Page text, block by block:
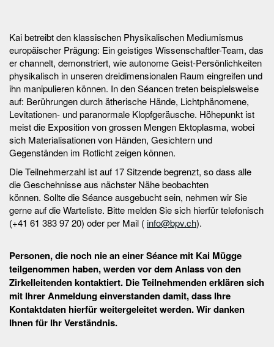
Kai betreibt den klassischen Physikalischen Mediumismus
europäischer Prägung: Ein geistiges Wissenschaftler-Team, das
er channelt, demonstriert, wie autonome Geist-Persönlichkeiten
physikalisch in unseren dreidimensionalen Raum eingreifen und
ihn manipulieren können. In den Séancen treten beispielsweise
auf: Berührungen durch ätherische Hände, Lichtphänomene,
Levitationen- und paranormale Klopfgeräusche. Höhepunkt ist
meist die Exposition von grossen Mengen Ektoplasma, wobei
sich Materialisationen von Händen, Gesichtern und
Gegenständen im Rotlicht zeigen können.
Die Teilnehmerzahl ist auf 17 Sitzende begrenzt, so dass alle
die Geschehnisse aus nächster Nähe beobachten
können. Sollte die Séance ausgebucht sein, nehmen wir Sie
gerne auf die Warteliste. Bitte melden Sie sich hierfür telefonisch
(+41 61 383 97 20) oder per Mail (info@bpv.ch).
Personen, die noch nie an einer Séance mit Kai Mügge
teilgenommen haben, werden vor dem Anlass von den
Zirkelleitenden kontaktiert. Die Teilnehmenden erklären sich
mit Ihrer Anmeldung einverstanden damit, dass Ihre
Kontaktdaten hierfür weitergeleitet werden. Wir danken
Ihnen für Ihr Verständnis.